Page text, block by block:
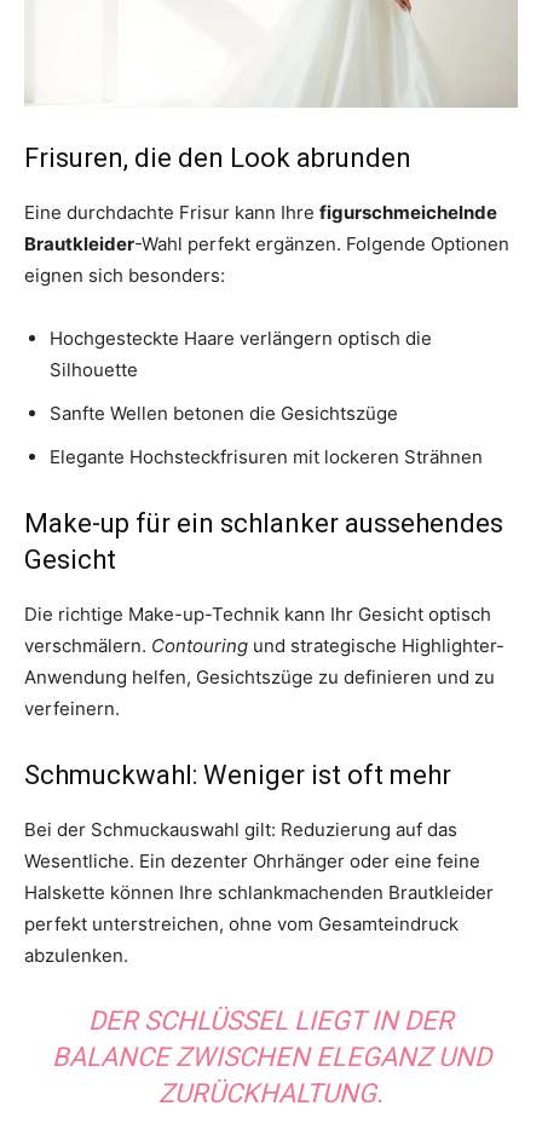
Frisuren, die den Look abrunden
Eine durchdachte Frisur kann Ihre figurschmeichelnde
Brautkleider-Wahl perfekt ergänzen. Folgende Optionen
eignen sich besonders:
Hochgesteckte Haare verlängern optisch die
Silhouette
Sanfte Wellen betonen die Gesichtszüge
Elegante Hochsteckfrisuren mit lockeren Strähnen
Make-up für ein schlanker aussehendes
Gesicht
Die richtige Make-up-Technik kann Ihr Gesicht optisch
verschmälern. Contouring und strategische Highlighter-
Anwendung helfen, Gesichtszüge zu definieren und zu
verfeinern.
Schmuckwahl: Weniger ist oft mehr
Bei der Schmuckauswahl gilt: Reduzierung auf das
Wesentliche. Ein dezenter Ohrhänger oder eine feine
Halskette können Ihre schlankmachenden Brautkleider
perfekt unterstreichen, ohne vom Gesamteindruck
abzulenken.
DER SCHLÜSSEL LIEGT IN DER
BALANCE ZWISCHEN ELEGANZ UND
ZURÜCKHALTUNG.